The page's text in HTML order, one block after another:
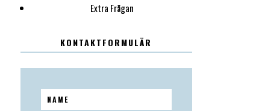
Extra Frågan
KONTAKTFORMULÄR